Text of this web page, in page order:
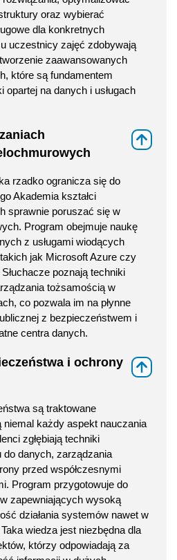
oraz wybierać
dla konkretnych
uczestnicy zajęć zdobywają
zaawansowanych
które są fundamentem
opartej na danych i usługach
rzadko ogranicza się do
Akademia kształci
sprawnie poruszać się w
Program obejmuje naukę
z usługami wiodących
jak Microsoft Azure czy
poznają techniki
tożsamością w
co pozwala im na płynne
z bezpieczeństwem i
centra danych.
i ochrony
są traktowane
niemal każdy aspekt nauczania
zgłębiają techniki
danych, zarządzania
przed współczesnymi
Program przygotowuje do
zapewniających wysoką
działania systemów nawet w
wiedza jest niezbędna dla
którzy odpowiadają za